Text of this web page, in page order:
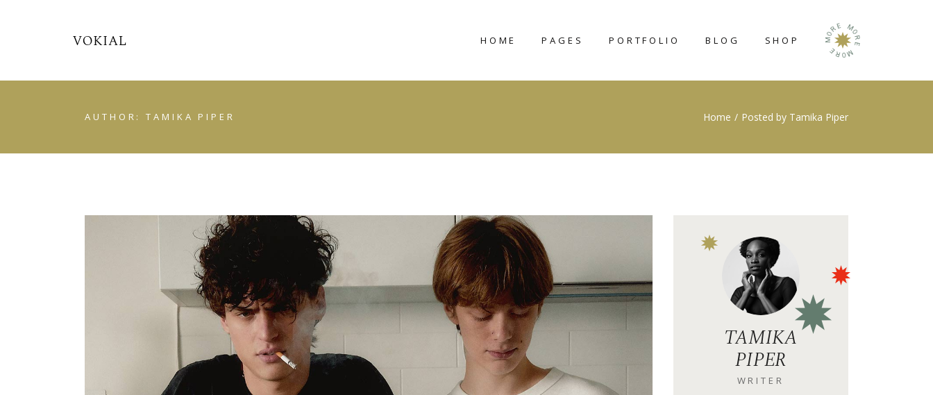
HOME
NIMBUS
LORELEI
SYNCA
VERDISH
TIVA
ALKIN
LANDING
PAGES PORTFOLIO BLOG SHOP M
O
RE MO
R
E
M
O
R
E
AUTHOR: TAMIKA PIPER Home Posted by Tamika Piper
TAMIKA
PIPER
WRITER